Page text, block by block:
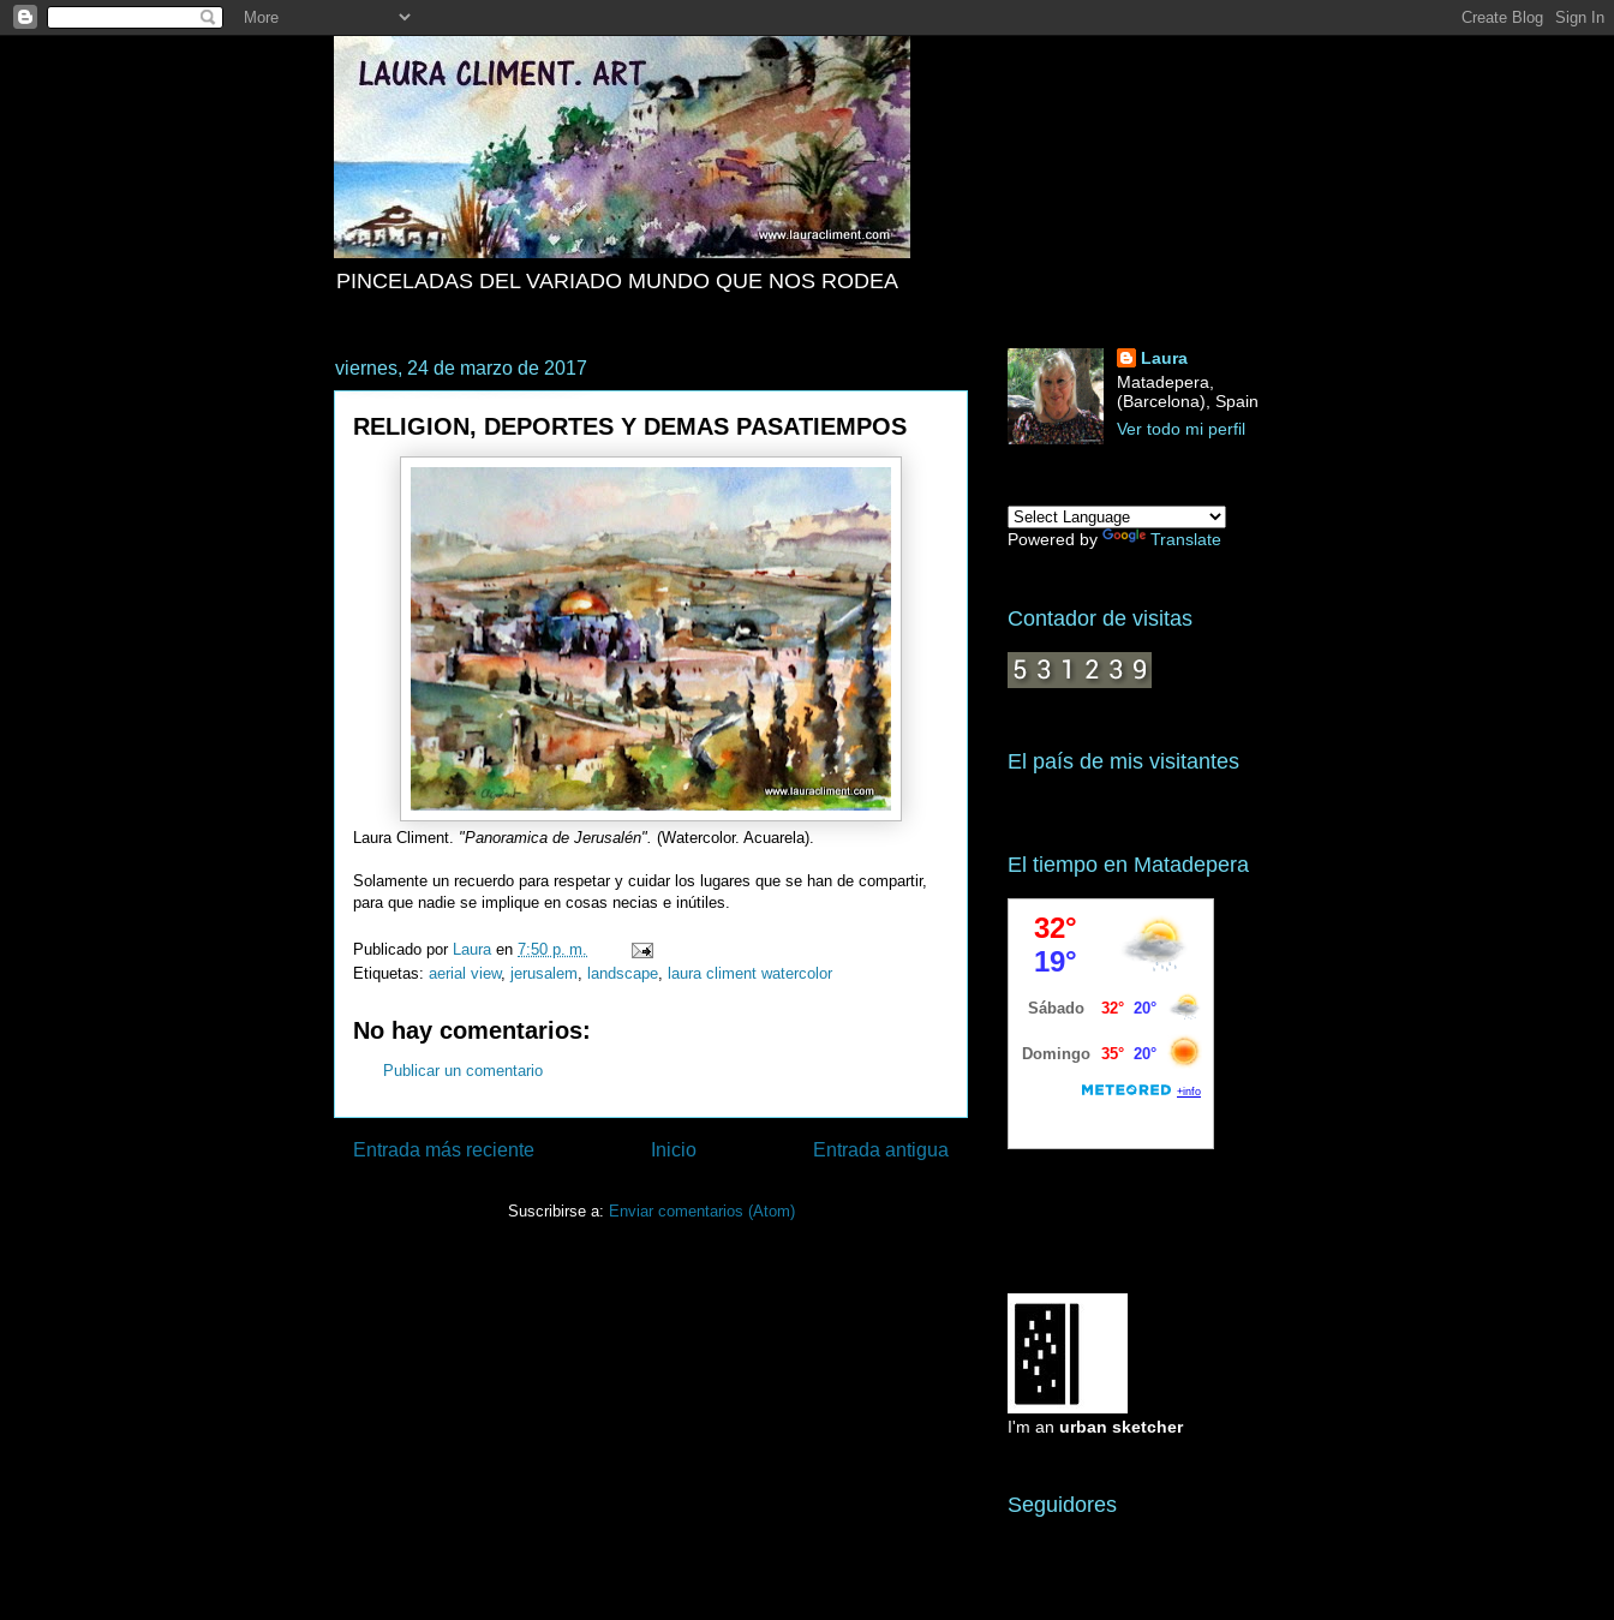
PINCELADAS DEL VARIADO MUNDO QUE NOS RODEA
viernes, 24 de marzo de 2017
RELIGION, DEPORTES Y DEMAS PASATIEMPOS
Laura Climent. "Panoramica de Jerusalén". (Watercolor. Acuarela).
Solamente un recuerdo para respetar y cuidar los lugares que se han de compartir,
para que nadie se implique en cosas necias e inútiles.
Publicado por Laura en 7:50 p. m.
Etiquetas: aerial view, jerusalem landscape laura climent watercolor
No hay comentarios:
Publicar un comentario
Entrada más reciente Entrada antigua
Inicio
Suscribirse a: Enviar comentarios (Atom)
Laura
Matadepera,
(Barcelona), Spain
Ver todo mi perfil
Powered by Translate
Contador de visitas
El país de mis visitantes
El tiempo en Matadepera
I'm an urban sketcher
Seguidores